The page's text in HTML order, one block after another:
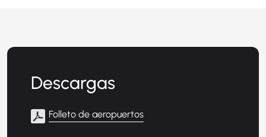
Descargas
Folleto de aeropuertos